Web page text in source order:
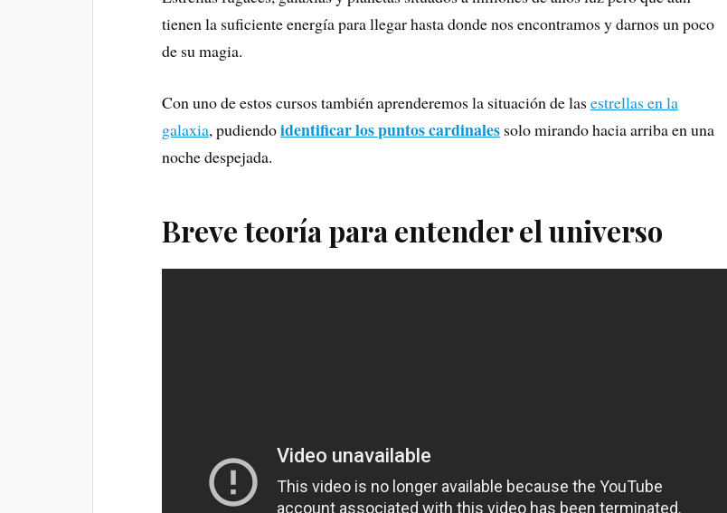
tienen la suficiente energía para llegar hasta donde nos encontramos y darnos un poco
de su magia.
Con uno de estos cursos también aprenderemos la situación de lasestrellas en la
galaxia, pudiendoidentificar los puntos cardinales solo mirando hacia arriba en una
noche despejada.
Breve teoría para entender el universo